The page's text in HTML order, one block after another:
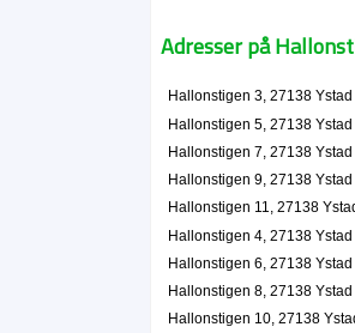
Adresser på
Hallonstigen 3, 27138 Ystad
Hallonstigen 5, 27138 Ystad
Hallonstigen 7, 27138 Ystad
Hallonstigen 9, 27138 Ystad
Hallonstigen 11, 27138
Hallonstigen 4, 27138 Ystad
Hallonstigen 6, 27138 Ystad
Hallonstigen 8, 27138 Ystad
Hallonstigen 10, 27138